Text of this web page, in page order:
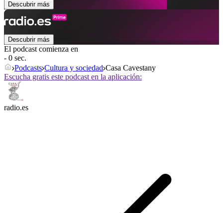
Descubrir más
Descubrir más
El podcast comienza en
- 0 sec.
Podcasts Cultura y sociedad Casa Cavestany
Escucha gratis este podcast en la aplicación:
radio.es